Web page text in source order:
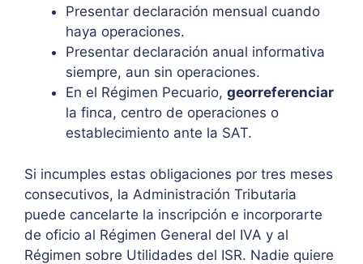
Presentar declaración mensual cuando
haya operaciones.
Presentar declaración anual informativa
siempre, aun sin operaciones.
En el Régimen Pecuario, georreferenciar
la finca, centro de operaciones o
establecimiento ante la SAT.
Si incumples estas obligaciones por tres meses
consecutivos, la Administración Tributaria
puede cancelarte la inscripción e incorporarte
de oficio al Régimen General del IVA y al
Régimen sobre Utilidades del ISR. Nadie quiere